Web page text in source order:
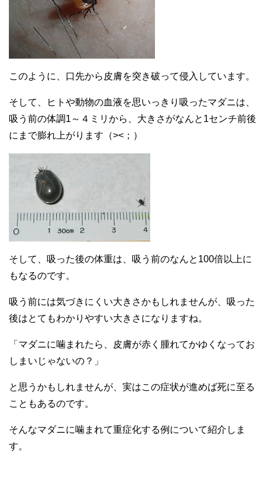
このように、口先から皮膚を突き破って侵入しています。
そして、ヒトや動物の血液を思いっきり吸ったマダニは、
吸う前の体調1～４ミリから、大きさがなんと1センチ前後
にまで膨れ上がります（><；）
そして、吸った後の体重は、吸う前のなんと100倍以上に
もなるのです。
吸う前には気づきにくい大きさかもしれませんが、吸った
後はとてもわかりやすい大きさになりますね。
「マダニに噛まれたら、皮膚が赤く腫れてかゆくなってお
しまいじゃないの？」
と思うかもしれませんが、実はこの症状が進めば死に至る
こともあるのです。
そんなマダニに噛まれて重症化する例について紹介しま
す。